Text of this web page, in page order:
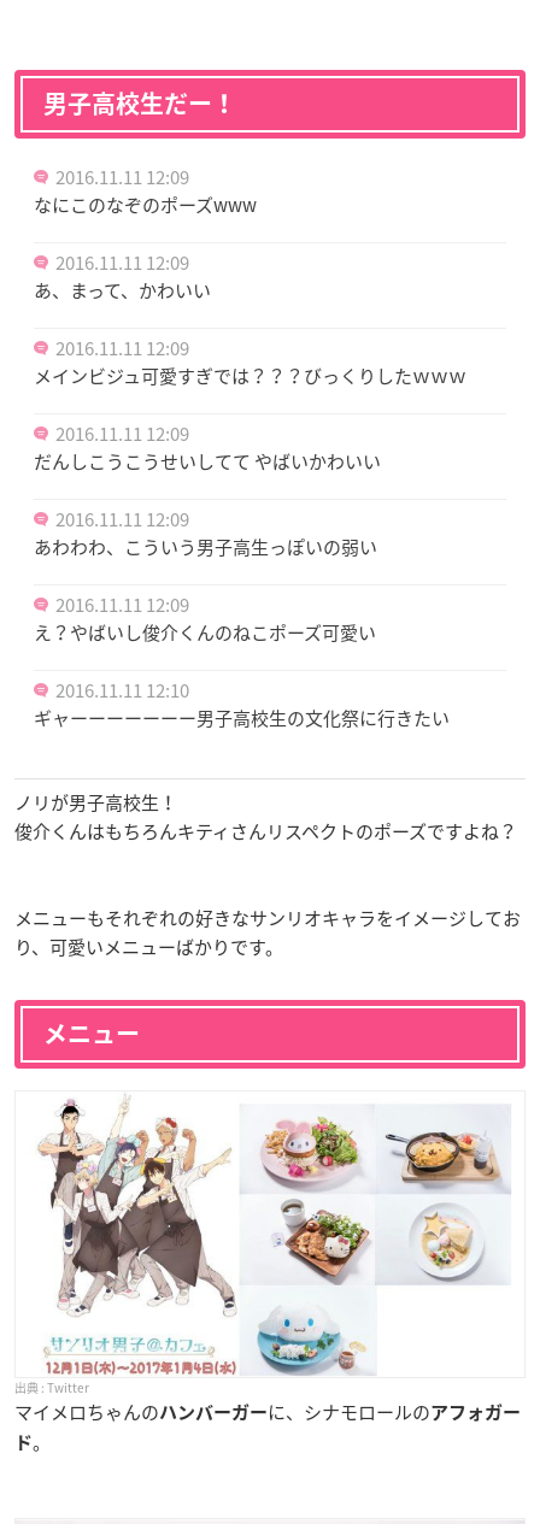
男子高校生だー！
2016.11.11 12:09
なにこのなぞのポーズwww
2016.11.11 12:09
あ、まって、かわいい
2016.11.11 12:09
メインビジュ可愛すぎでは？？？びっくりしたｗｗｗ
2016.11.11 12:09
だんしこうこうせいしてて やばいかわいい
2016.11.11 12:09
あわわわ、こういう男子高生っぽいの弱い
2016.11.11 12:09
え？やばいし俊介くんのねこポーズ可愛い
2016.11.11 12:10
ギャーーーーーーー男子高校生の文化祭に行きたい
ノリが男子高校生！
俊介くんはもちろんキティさんリスペクトのポーズですよね？
メニューもそれぞれの好きなサンリオキャラをイメージしてお
り、可愛いメニューばかりです。
メニュー
Twitter
マイメロちゃんのハンバーガー に、シナモロールのアフォガー
ド。